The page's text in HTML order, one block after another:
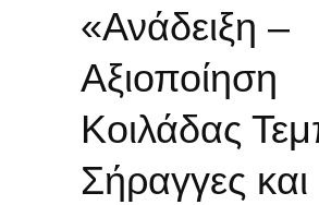
«Ανάδειξη –
Αξιοποίηση
Κοιλάδας
Σήραγγες και